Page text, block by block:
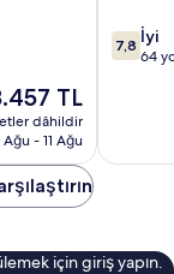
fiyat:
TL
TL
dâhildir
Ağu - 11 Ağu
10
7,8 İyi
64
için giriş yapın.